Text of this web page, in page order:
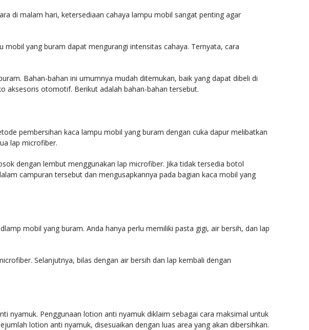
di malam hari, ketersediaan cahaya lampu mobil sangat penting agar
yang buram dapat mengurangi intensitas cahaya. Ternyata, cara
Bahan-bahan ini umumnya mudah ditemukan, baik yang dapat dibeli di
aksesoris otomotif. Berikut adalah bahan-bahan tersebut.
pembersihan kaca lampu mobil yang buram dengan cuka dapur melibatkan
lap microfiber.
dengan lembut menggunakan lap microfiber. Jika tidak tersedia botol
campuran tersebut dan mengusapkannya pada bagian kaca mobil yang
mobil yang buram. Anda hanya perlu memiliki pasta gigi, air bersih, dan lap
Selanjutnya, bilas dengan air bersih dan lap kembali dengan
nyamuk. Penggunaan lotion anti nyamuk diklaim sebagai cara maksimal untuk
lotion anti nyamuk, disesuaikan dengan luas area yang akan dibersihkan.